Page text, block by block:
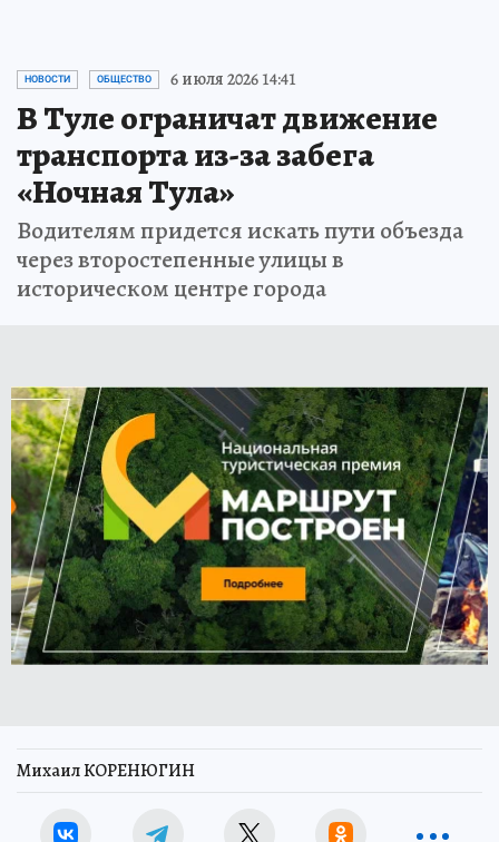
ПРОЧИТАТЬ
НОВОСТИ ОБЩЕСТВО 6 июля 2026 14:41
В Туле ограничат движение
транспорта из-за забега
«Ночная Тула»
историческом центре города